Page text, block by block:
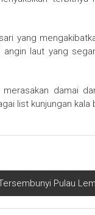
yang
laut yang
damai
list kunjungan kala
Pulau